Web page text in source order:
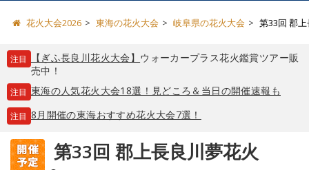
花火大会2026 東海の花火大会 岐阜県の花火大会 第33回 郡
注目 【ぎふ長良川花火大会】 ウォーカープラス花火鑑賞ツアー販
売中！
注目 東海の人気花火大会18選！見どころ＆当日の開催速報も
注目 8月開催の東海おすすめ花火大会7選！
第33回 郡上長良川夢花火